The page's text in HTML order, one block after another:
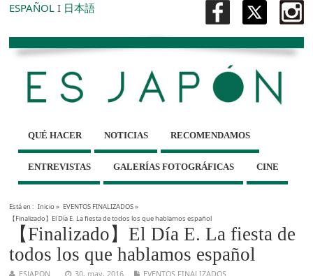
ESPAÑOL I 日本語
QUÉ HACER NOTICIAS RECOMENDAMOS
ENTREVISTAS GALERÍAS FOTOGRÁFICAS CINE
Está en : Inicio» EVENTOS FINALIZADOS»
【Finalizado】El Día E. La fiesta de todos los que hablamos español
【Finalizado】El Día E. La fiesta de
todos los que hablamos español
ESJAPON 30, may, 2016 EVENTOS FINALIZADOS